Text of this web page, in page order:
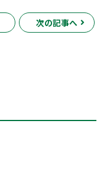
次の記事へ